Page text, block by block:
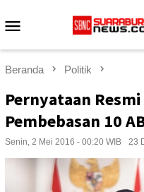
ke
Beranda Politik
Pernyataan
Pembebasan 10
Senin, 2 Mei 2016 - 00:20 WIB 23